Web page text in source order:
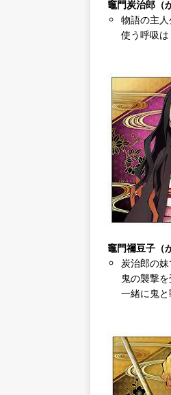
竈門炭治郎（
物語の主
使う呼吸は
竈門禰豆子（
炭治郎の妹
鬼の襲撃
一緒に鬼と